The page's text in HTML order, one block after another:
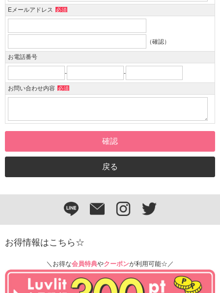
Eメールアドレス 必須
（確認）
お電話番号
- -
お問い合わせ内容 必須
お得情報はこちら☆
＼お得な会員特典やクーポンが利用可能☆／